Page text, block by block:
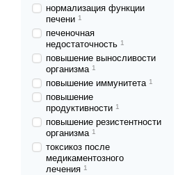
нормализация функции
печени 1
печеночная
недостаточность 1
повышение выносливости
организма 1
повышение иммунитета 1
повышение
продуктивности 1
повышение резистентности
организма 1
токсикоз после
медикаментозного
лечения 1